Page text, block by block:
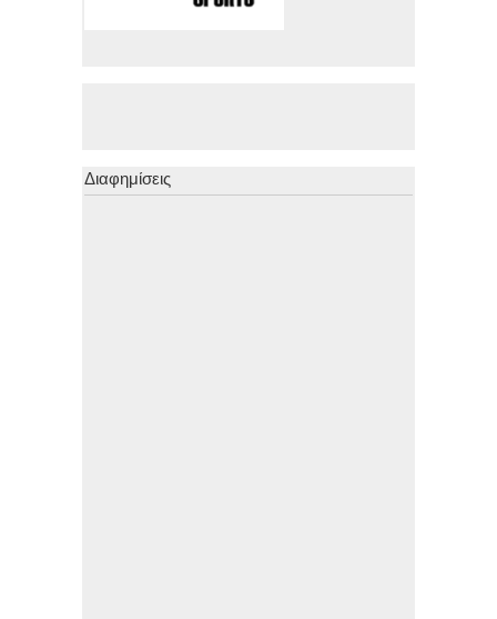
Διαφημίσεις